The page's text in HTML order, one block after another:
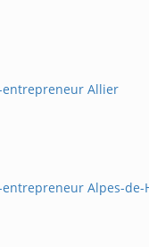
entrepreneur Allier
Alpes-de-